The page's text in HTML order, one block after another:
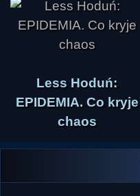
Less Hoduń:
EPIDEMIA. Co kryje
chaos